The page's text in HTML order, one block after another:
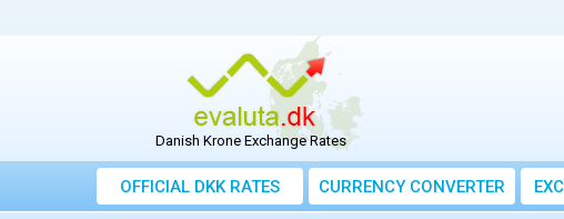
Danish Krone Exchange Rates
OFFICIAL DKK RATES CURRENCY CONVERTER